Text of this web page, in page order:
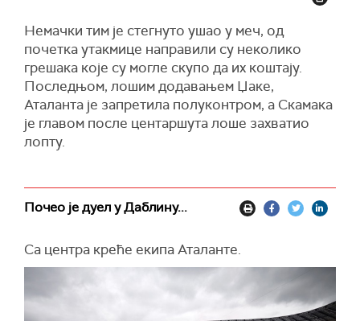
Немачки тим је стегнуто ушао у меч, од
почетка утакмице направили су неколико
грешака које су могле скупо да их коштају.
Последњом, лошим додавањем Џаке,
Аталанта је запретила полуконтром, а Скамака
је главом после центаршута лоше захватио
лопту.
Почео је дуел у Даблину...
Са центра креће екипа Аталанте.